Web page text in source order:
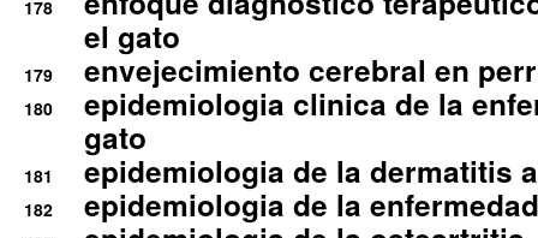
178
el gato
179 envejecimiento cerebral en
180
epidemiologia clinica de la
gato
181 epidemiologia de la dermatitis
182 epidemiologia de la